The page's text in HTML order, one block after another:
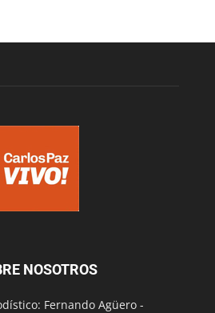
NOSOTROS
Fernando Agüero -